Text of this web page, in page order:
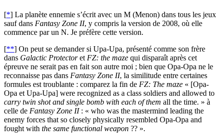
[*] La planète ennemie s’écrit avec un M (Menon) dans tous les jeux
sauf dans Fantasy Zone II, y compris la version de 2008, où elle
commence par un N. Je préfère cette version.
[**] On peut se demander si Upa-Upa, présenté comme son frère
dans Galactic Protectoret FZ: the maze qui disparaît après cet
épreuve ne serait pas en fait son autre moi ; bien que Opa-Opa ne le
reconnaisse pas dans Fantasy Zone II, la similitude entre certaines
formules est troublante : comparez la fin de FZ: The maze « [Opa-
Opa et Upa-Upa] were recognized as a class soldiers and allowed to
carry twin shot and single bomb with each of them all the time. » à
celle de Fantasy Zone II: « who was the mastermind leading the
enemy forces that so closely physically resembled Opa-Opa and
fought with the same functional weapon ?? ».